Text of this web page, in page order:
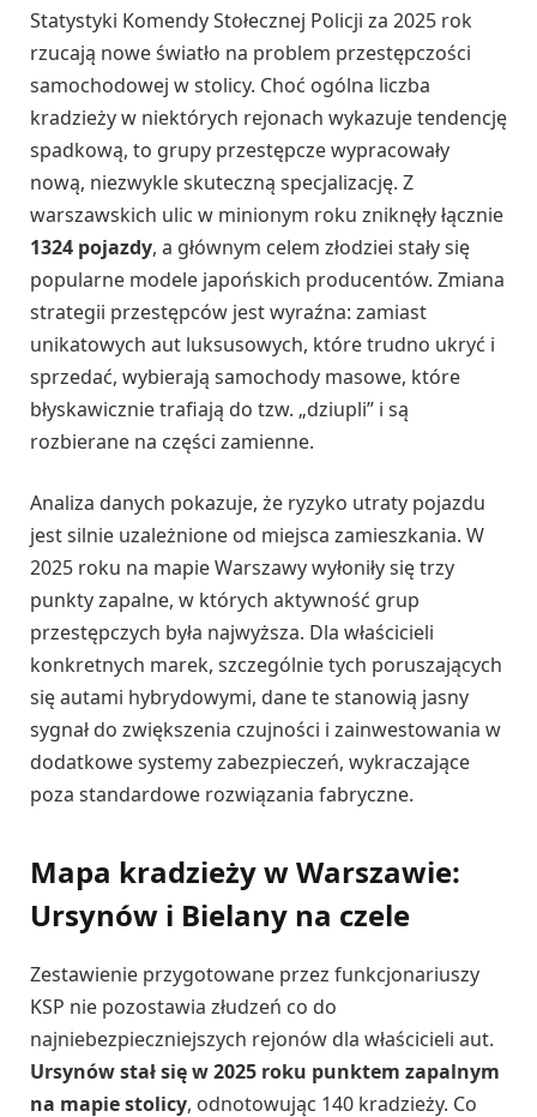
Statystyki Komendy Stołecznej Policji za 2025 rok
rzucają nowe światło na problem przestępczości
samochodowej w stolicy. Choć ogólna liczba
kradzieży w niektórych rejonach wykazuje tendencję
spadkową, to grupy przestępcze wypracowały
nową, niezwykle skuteczną specjalizację. Z
warszawskich ulic w minionym roku zniknęły łącznie
1324 pojazdy, a głównym celem złodziei stały się
popularne modele japońskich producentów. Zmiana
strategii przestępców jest wyraźna: zamiast
unikatowych aut luksusowych, które trudno ukryć i
sprzedać, wybierają samochody masowe, które
błyskawicznie trafiają do tzw. „dziupli” i są
rozbierane na części zamienne.
Analiza danych pokazuje, że ryzyko utraty pojazdu
jest silnie uzależnione od miejsca zamieszkania. W
2025 roku na mapie Warszawy wyłoniły się trzy
punkty zapalne, w których aktywność grup
przestępczych była najwyższa. Dla właścicieli
konkretnych marek, szczególnie tych poruszających
się autami hybrydowymi, dane te stanowią jasny
sygnał do zwiększenia czujności i zainwestowania w
dodatkowe systemy zabezpieczeń, wykraczające
poza standardowe rozwiązania fabryczne.
Mapa kradzieży w Warszawie:
Ursynów i Bielany na czele
Zestawienie przygotowane przez funkcjonariuszy
KSP nie pozostawia złudzeń co do
najniebezpieczniejszych rejonów dla właścicieli aut.
Ursynów stał się w 2025 roku punktem zapalnym
na mapie stolicy, odnotowując 140 kradzieży. Co